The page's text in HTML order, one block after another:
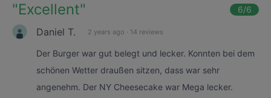
"Excellent" 6/6
Daniel T. 2 years ago · 14 reviews
Der Burger war gut belegt und lecker. Konnten bei dem
schönen Wetter draußen sitzen, dass war sehr
angenehm. Der NY Cheesecake war Mega lecker.